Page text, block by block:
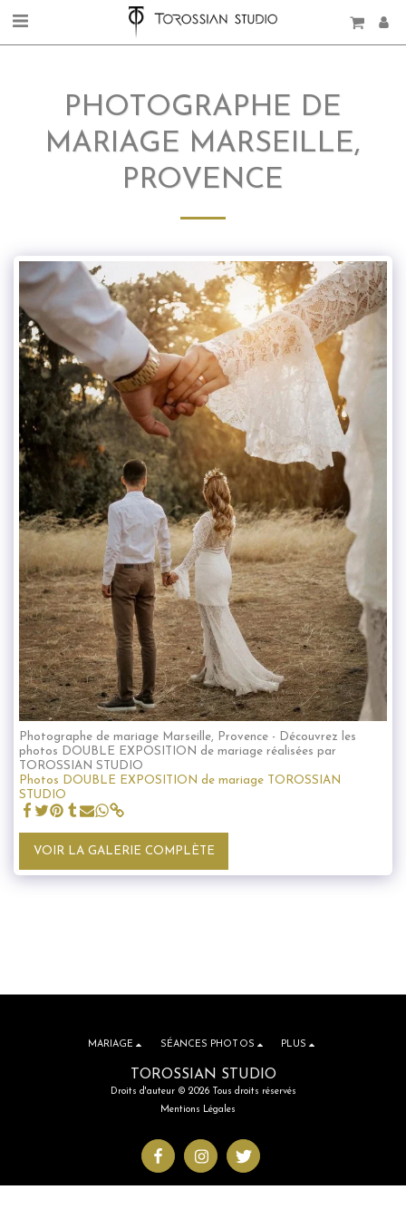
PHOTOGRAPHE DE
MARIAGE MARSEILLE,
PROVENCE
Photographe de mariage Marseille, Provence - Découvrez les
photos DOUBLE EXPOSITION de mariage réalisées par
TOROSSIAN STUDIO
Photos DOUBLE EXPOSITION de mariage TOROSSIAN
STUDIO
VOIR LA GALERIE COMPLÈTE
TOROSSIAN STUDIO
Droits d'auteur © 2026 Tous droits réservés
Mentions Légales
MARIAGE SÉANCES PHOTOS PLUS